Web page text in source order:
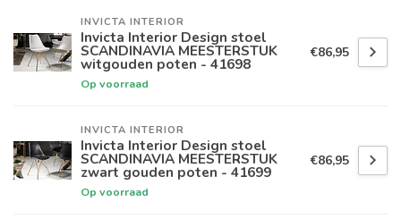
INVICTA INTERIOR
Invicta Interior Design stoel
SCANDINAVIA MEESTERSTUK
witgouden poten - 41698
Op voorraad
€86,95
INVICTA INTERIOR
Invicta Interior Design stoel
SCANDINAVIA MEESTERSTUK
zwart gouden poten - 41699
Op voorraad
€86,95